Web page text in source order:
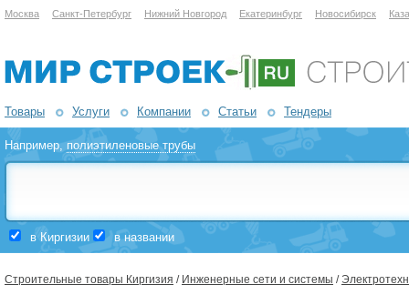
Москва Санкт-Петербург Нижний Новгород Екатеринбург Новосибирск
Товары Услуги Компании Статьи Тендеры
Например,полиэтиленовые трубы
в Киргизии в названии
Строительные товары Киргизия / Инженерные сети и системы /